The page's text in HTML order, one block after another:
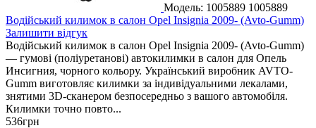
Модель: 1005889 1005889
Водійський килимок в салон Opel Insignia 2009- (Avto-Gumm)
Залишити відгук
Водійський килимок в салон Opel Insignia 2009- (Avto-Gumm)
— гумові (поліуретанові) автокилимки в салон для Опель
Инсигния, чорного кольору. Український виробник AVTO-
Gumm виготовляє килимки за індивідуальними лекалами,
знятими 3D-сканером безпосередньо з вашого автомобіля.
Килимки точно повто...
536грн